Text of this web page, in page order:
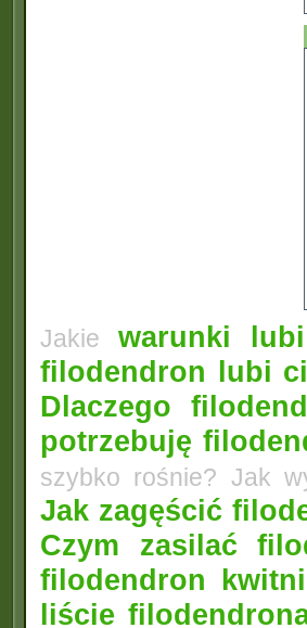
Jakie warunki
filodendron lubi
Dlaczego
potrzebuję
szybko rośnie? Jak
Jak zagęścić
Czym zasilać
filodendron
liście